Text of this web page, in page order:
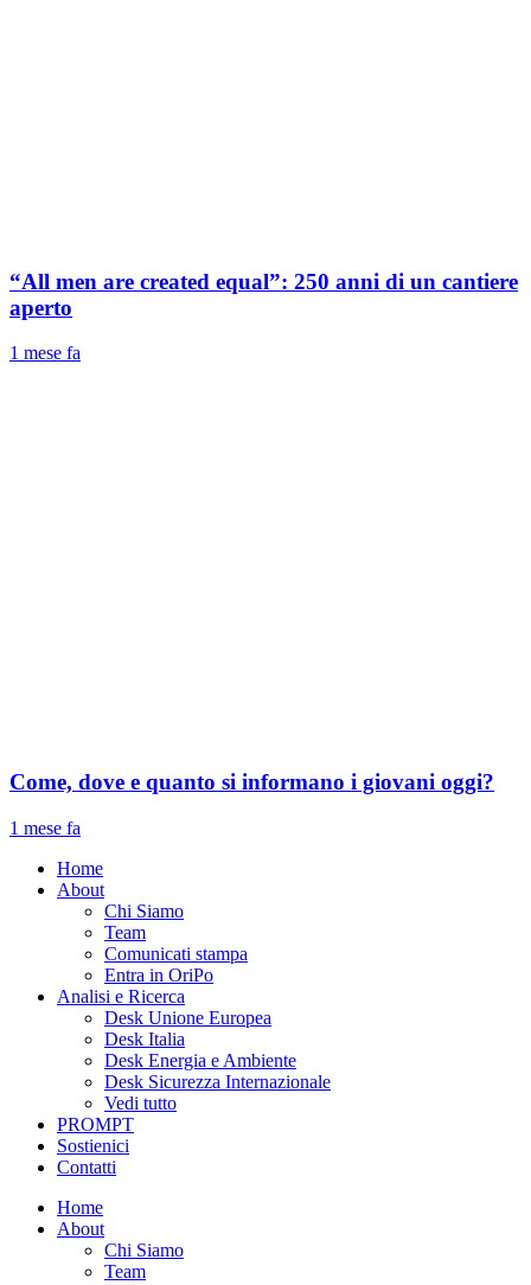
“All men are created equal”: 250 anni di un cantiere
aperto
1 mese fa
Come, dove e quanto si informano i giovani oggi?
1 mese fa
Home
About
Chi Siamo
Team
Comunicati stampa
Entra in OriPo
Analisi e Ricerca
Desk Unione Europea
Desk Italia
Desk Energia e Ambiente
Desk Sicurezza Internazionale
Vedi tutto
PROMPT
Sostienici
Contatti
Home
About
Chi Siamo
Team